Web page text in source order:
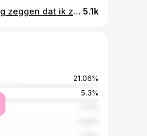
ik was 99% zeker dat Nicolas ging zeggen dat ik zijn zak mocht opblazen toen ik vroeg om een duo-interview te doen over ons huis, maar here we are 💗 reportage in @flairbelgie door de liefste @laurajanedaisy foto’s door de getalenteerde @ankedsmt 5.1k
21.06%
5.3%